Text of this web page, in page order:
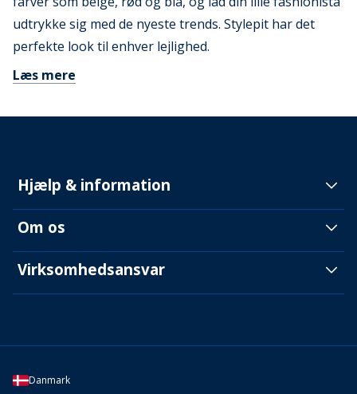
udtrykke sig med de nyeste trends. Stylepit har det
perfekte look til enhver lejlighed.
Læs mere
Hjælp & information
Om os
Virksomhedsansvar
Danmark